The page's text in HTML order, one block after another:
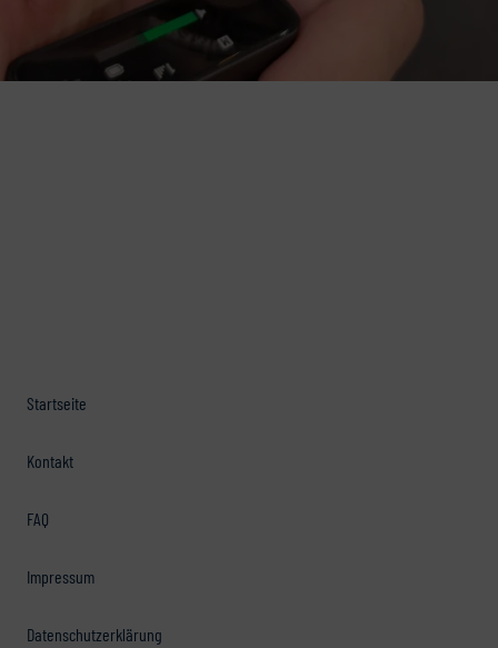
Startseite
Kontakt
FAQ
Impressum
Datenschutzerklärung